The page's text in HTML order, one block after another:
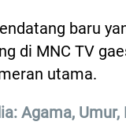
baru
di MNC TV
utama.
Agama, Umur,